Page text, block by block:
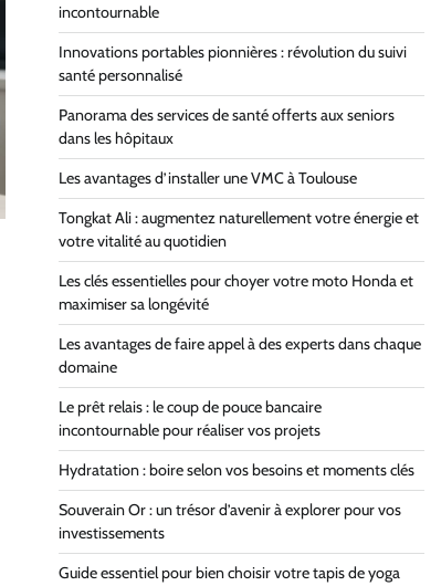
incontournable
Innovations portables pionnières : révolution du suivi
santé personnalisé
Panorama des services de santé offerts aux seniors
dans les hôpitaux
Les avantages d’installer une VMC à Toulouse
Tongkat Ali : augmentez naturellement votre énergie et
votre vitalité au quotidien
Les clés essentielles pour choyer votre moto Honda et
maximiser sa longévité
Les avantages de faire appel à des experts dans chaque
domaine
Le prêt relais : le coup de pouce bancaire
incontournable pour réaliser vos projets
Hydratation : boire selon vos besoins et moments clés
Souverain Or : un trésor d’avenir à explorer pour vos
investissements
Guide essentiel pour bien choisir votre tapis de yoga